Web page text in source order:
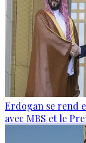
Erdogan se rend
avec MBS et le